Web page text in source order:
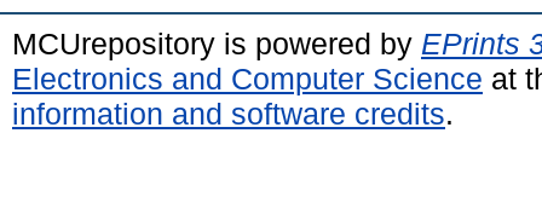
MCUrepository is powered by EPrints
Electronics and Computer Science at
information and software credits.